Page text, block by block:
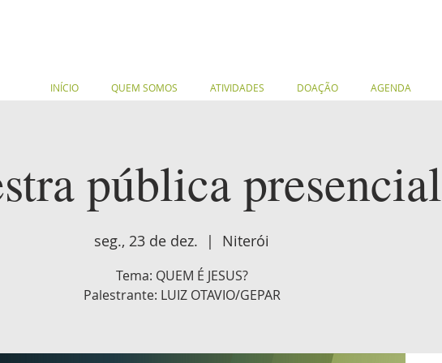
INÍCIO QUEM SOMOS ATIVIDADES DOAÇÃO AGENDA
pública presencial
seg., 23 de dez.
  |
Niterói
Tema: QUEM É JESUS?
Palestrante: LUIZ OTAVIO/GEPAR